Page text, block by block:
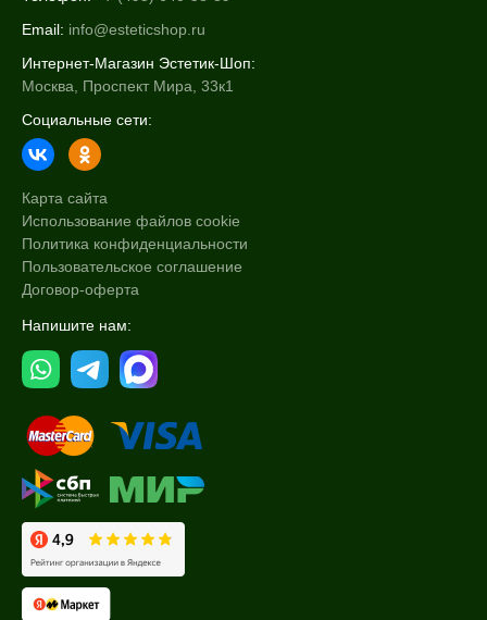
Email: info@esteticshop.ru
Интернет-Магазин Эстетик-Шоп:
Москва, Проспект Мира, 33к1
Социальные сети:
Карта сайта
Использование файлов cookie
Политика конфиденциальности
Пользовательское соглашение
Договор-оферта
Напишите нам: